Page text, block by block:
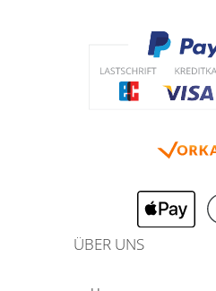
ÜBER UNS